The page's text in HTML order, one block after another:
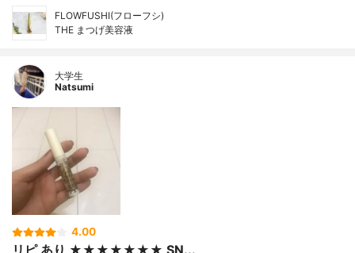
FLOWFUSHI(フローフシ)
THE まつげ美容液
大学生
Natsumi
4.00
リピ あり ★★★★★★★ SN...